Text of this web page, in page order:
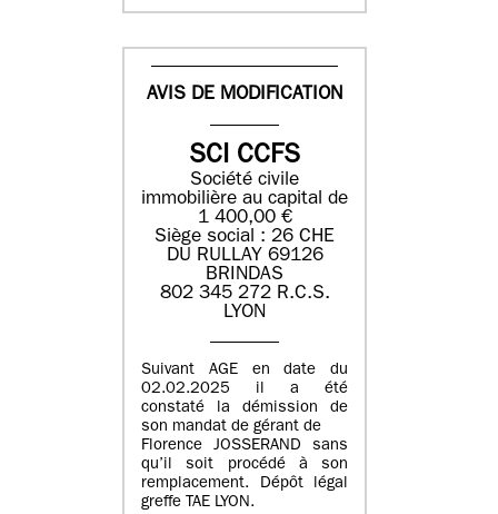
AVIS DE MODIFICATION
SCI CCFS
Société civile
immobilière au capital de
1 400,00 €
Siège social : 26 CHE
DU RULLAY 69126
BRINDAS
802 345 272 R.C.S.
LYON
Suivant AGE en date du
02.02.2025 il a été
constaté la démission de
son mandat de gérant de
Florence JOSSERAND sans
qu’il soit procédé à son
remplacement. Dépôt légal
greffe TAE LYON.